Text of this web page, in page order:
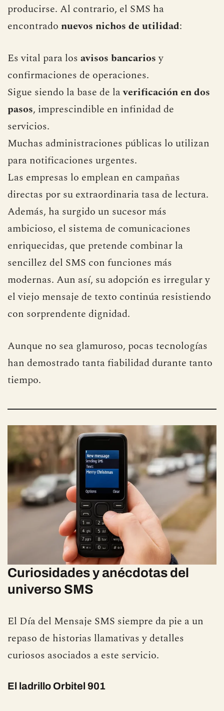
Sin embargo, su desaparición está lejos de
encontradonuevos nichos de utilidad
Es vital para losavisos bancariosy
confirmaciones de operaciones.
Sigue siendo la base de la
pasos, imprescindible en infinidad de
servicios.
Muchas administraciones públicas lo utilizan
para notificaciones urgentes.
Las empresas lo emplean en campañas
directas por su extraordinaria tasa de lectura.
Además, ha surgido un sucesor más
ambicioso, el sistema de comunicaciones
enriquecidas, que pretende combinar la
sencillez del SMS con funciones más
modernas. Aun así, su adopción es irregular y
con sorprendente dignidad.
Aunque no sea glamuroso, pocas tecnologías
tiempo.
universo SMS
El Día del Mensaje SMS siempre da pie a un
curiosos asociados a este servicio.